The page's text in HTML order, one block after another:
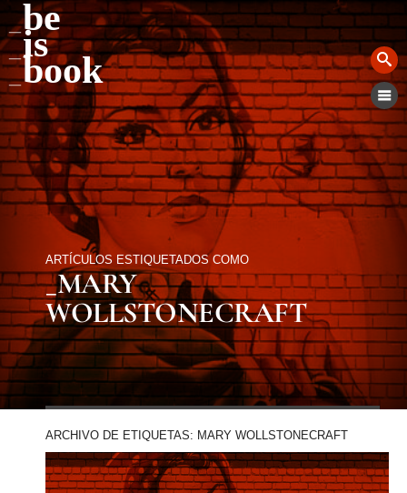
be
is
book
ARTÍCULOS ESTIQUETADOS COMO
_MARY
WOLLSTONECRAFT
ARCHIVO DE ETIQUETAS: MARY WOLLSTONECRAFT